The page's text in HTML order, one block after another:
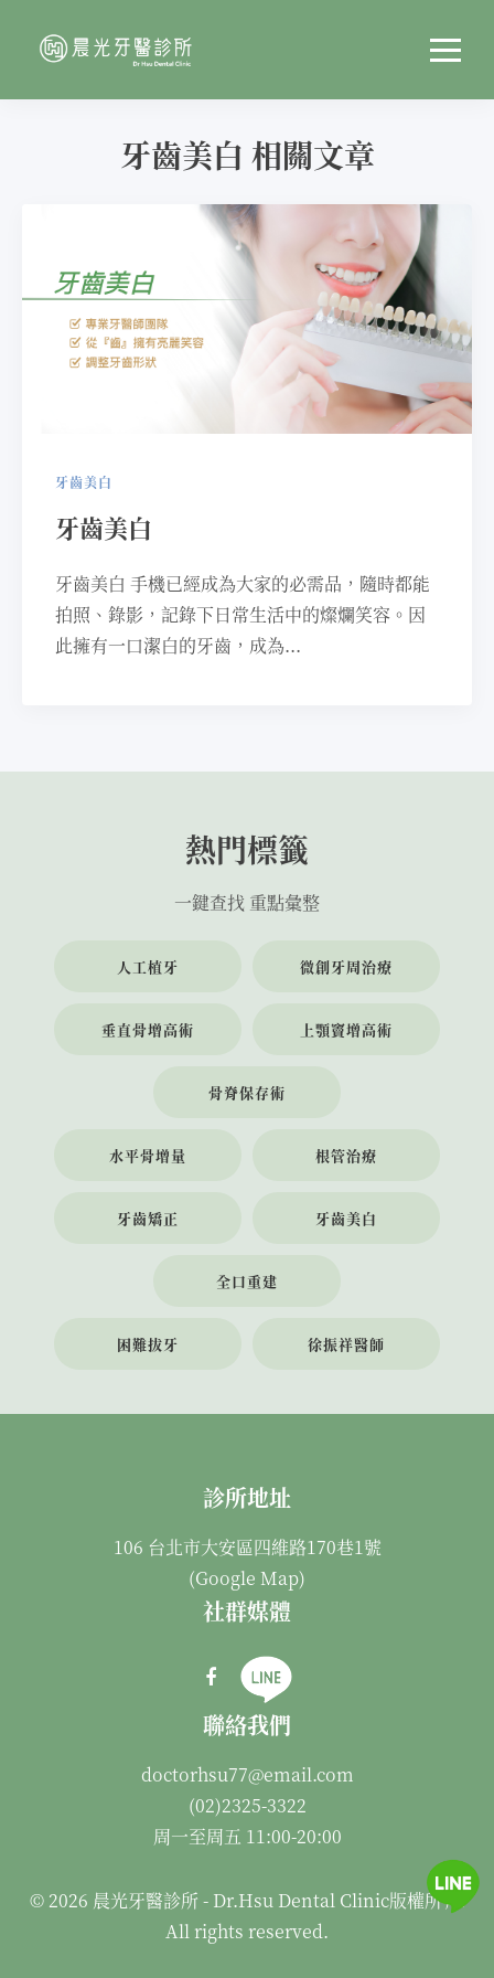
牙齒美白 相關文章
牙齒美白
牙齒美白
牙⿒美⽩ ⼿機已經成為⼤家的必需品，隨時都能
拍照、錄影，記錄下⽇常⽣活中的燦爛笑容。因
此擁有⼀⼝潔⽩的牙⿒，成為...
熱門標籤
一鍵查找 重點彙整
人工植牙 微創牙周治療
垂直骨增高術 上顎竇增高術
骨脊保存術
水平骨增量 根管治療
牙齒矯正 牙齒美白
全口重建
困難拔牙 徐振祥醫師
診所地址
106 台北市大安區四維路170巷1號
(Google Map)
社群媒體
聯絡我們
doctorhsu77@email.com
(02)2325-3322
周一至周五 11:00-20:00
© 2026 晨光牙醫診所 - Dr.Hsu Dental Clinic版權所有.
All rights reserved.